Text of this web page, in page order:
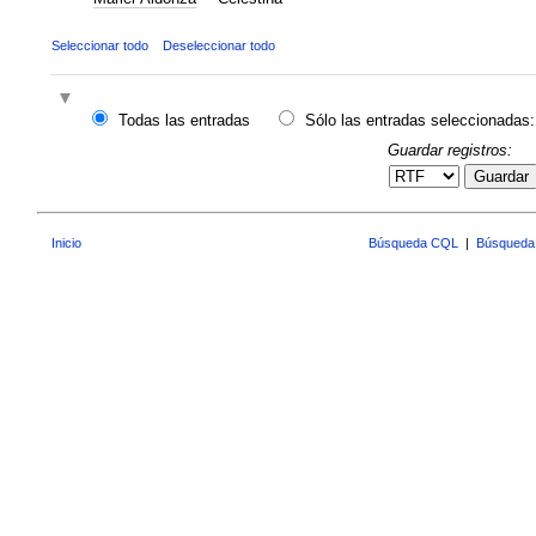
Seleccionar todo Deseleccionar todo
Todas las entradas
Sólo las entradas seleccionadas:
Guardar registros:
Guardar
Inicio Búsqueda CQL